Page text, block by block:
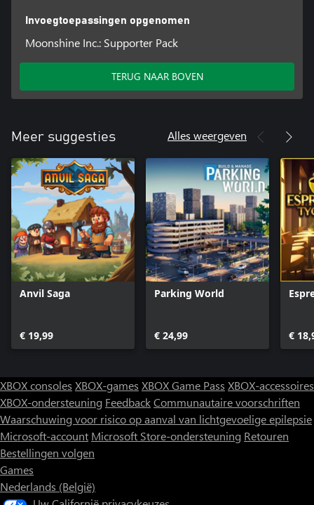
Invoegtoepassingen opgenomen
Moonshine Inc.: Supporter Pack
TERUG NAAR BOVEN
Meer suggesties Alles weergeven
Anvil Saga
€ 19,99
Parking World
€ 24,99 €
XBOX consoles XBOX-games XBOX Game Pass XBOX-accessoires
XBOX-ondersteuning FeedbackCommunautaire voorschriften
Waarschuwing voor risico op aanval van lichtgevoelige epilepsie
Microsoft-account Microsoft Store-ondersteuning Retouren
Bestellingen volgen
Games
Nederlands (België)